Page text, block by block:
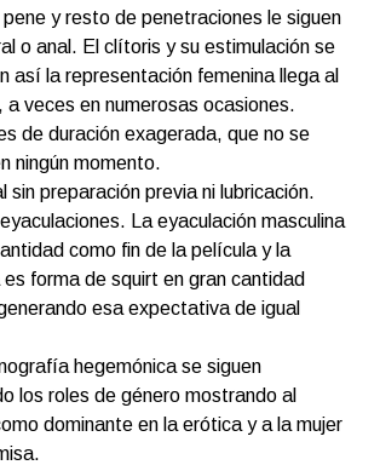
y resto de penetraciones le siguen
o anal. El clítoris y su estimulación se
así la representación femenina llega al
a veces en numerosas ocasiones.
de duración exagerada, que no se
ningún momento.
sin preparación previa ni lubricación.
La eyaculación masculina
como fin de la película y la
es forma de squirt en gran cantidad
esa expectativa de igual
hegemónica se siguen
los roles de género mostrando al
dominante en la erótica y a la mujer